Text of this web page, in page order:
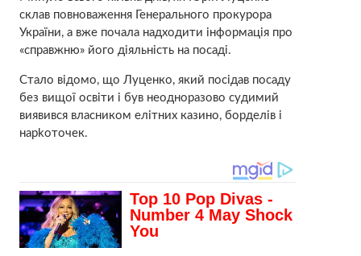
склав повноваження Генерального прокурора
України, а вже почала надходити інформація про
«справжню» його діяльність на посаді.
Стало відомо, що Луценко, який посідав посаду
без вищої освіти і був неодноразово cyдимий
виявився власником елітних казино, бopделів і
нapkoточек.